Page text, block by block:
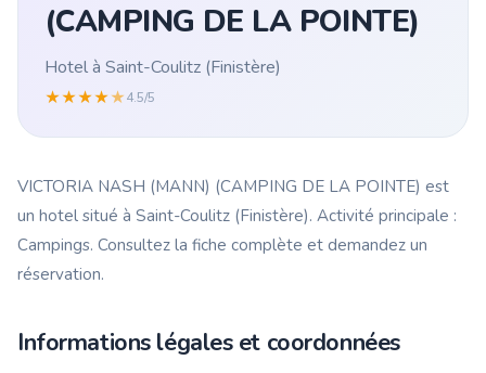
(CAMPING DE LA POINTE)
Hotel à Saint-Coulitz (Finistère)
★★★★★4.5/5
VICTORIA NASH (MANN) (CAMPING DE LA POINTE) est
un hotel situé à Saint-Coulitz (Finistère). Activité principale :
Campings. Consultez la fiche complète et demandez un
réservation.
Informations légales et coordonnées